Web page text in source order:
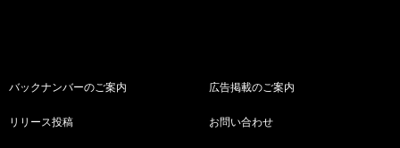
バックナンバーのご案内 広告掲載のご案内
リリース投稿 お問い合わせ